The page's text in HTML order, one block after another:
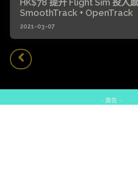
SmoothTrack + OpenTrack
2021-03-07
- 廣告 -